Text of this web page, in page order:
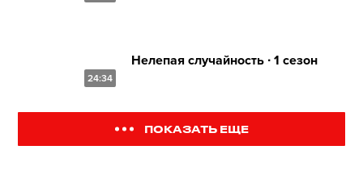
24:34
Нелепая случайность ∙ 1 сезон
ПОКАЗАТЬ ЕЩЕ